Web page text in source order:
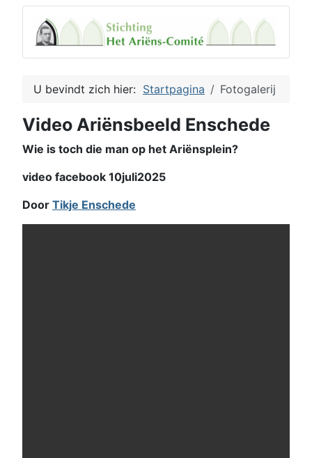
U bevindt zich hier: Startpagina Fotogalerij
Video Ariënsbeeld Enschede
Wie is toch die man op het Ariënsplein?
video facebook 10juli2025
Door Tikje Enschede